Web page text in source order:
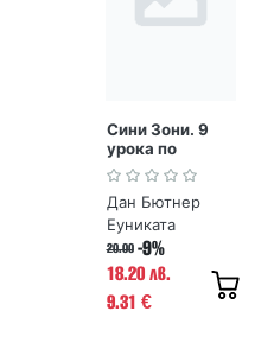
Сини Зони. 9
урока по
дълголетие от
хората, живели
най-дълго
Дан Бютнер
Еуниката
20.00 -9%
18.20 лв.
9.31 €